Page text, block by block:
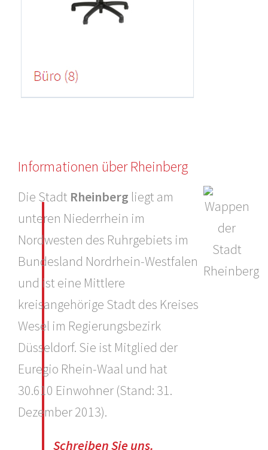
Informationen über Rheinberg
Die Stadt Rheinberg liegt am
unteren Niederrhein im
Nordwesten des Ruhrgebiets im
Bundesland Nordrhein-Westfalen
und ist eine Mittlere
kreisangehörige Stadt des Kreises
Wesel im Regierungsbezirk
Düsseldorf. Sie ist Mitglied der
Euregio Rhein-Waal und hat
30.610 Einwohner (Stand: 31.
Dezember 2013).
Schreiben Sie uns.